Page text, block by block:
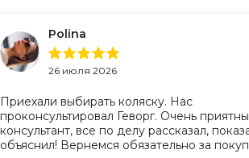
Polina
26 июля 2026
Приехали выбирать коляску. Нас
проконсультировал Геворг. Очень
консультант, все по делу рассказал,
объяснил! Вернемся обязательно за